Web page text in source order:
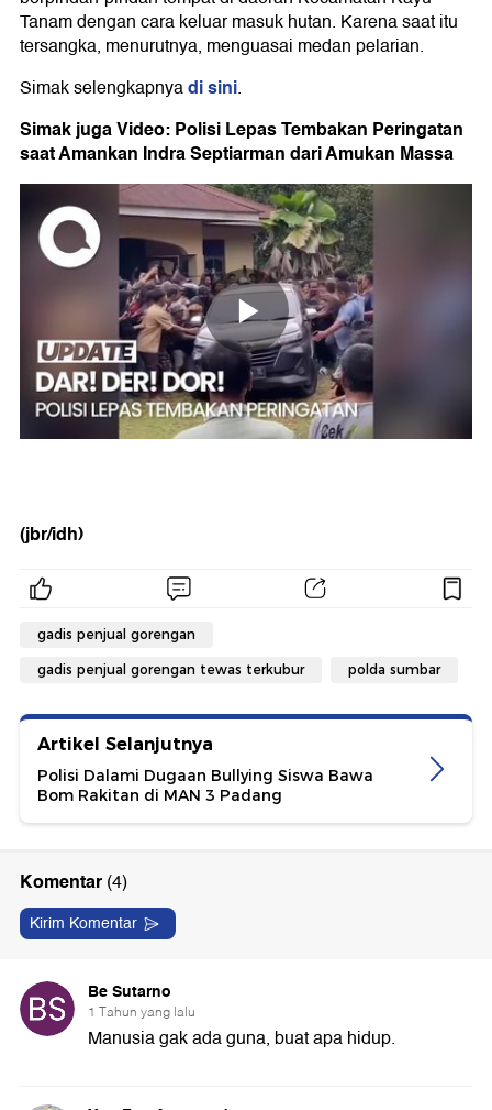
Tanam dengan cara keluar masuk hutan. Karena saat itu
tersangka, menurutnya, menguasai medan pelarian.
Simak selengkapnyadi sini.
Simak juga Video: Polisi Lepas Tembakan Peringatan
saat Amankan Indra Septiarman dari Amukan Massa
(jbr/idh)
gadis penjual gorengan
gadis penjual gorengan tewas terkubur polda sumbar
Artikel Selanjutnya
Polisi Dalami Dugaan Bullying Siswa Bawa
Bom Rakitan di MAN 3 Padang